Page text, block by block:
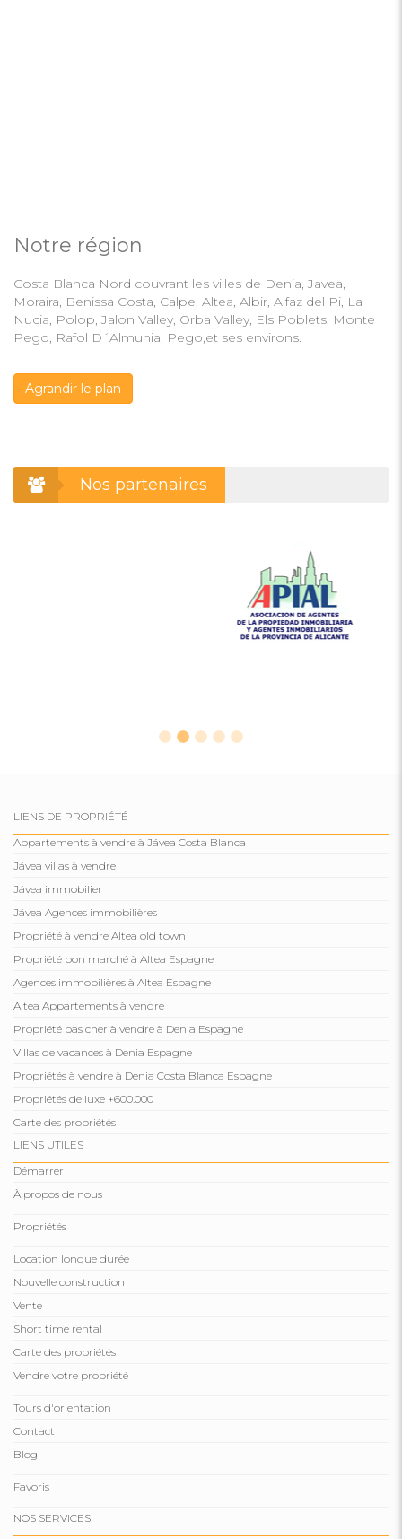
Notre région
Costa Blanca Nord couvrant les villes de Denia, Javea,
Moraira, Benissa Costa, Calpe, Altea, Albir, Alfaz del Pi, La
Nucia, Polop, Jalon Valley, Orba Valley, Els Poblets, Monte
Pego, Rafol D´Almunia, Pego,et ses environs.
Agrandir le plan
Nos partenaires
LIENS DE PROPRIÉTÉ
Appartements à vendre à Jávea Costa Blanca
Jávea villas à vendre
Jávea immobilier
Jávea Agences immobilières
Propriété à vendre Altea old town
Propriété bon marché à Altea Espagne
Agences immobilières à Altea Espagne
Altea Appartements à vendre
Propriété pas cher à vendre à Denia Espagne
Villas de vacances à Denia Espagne
Propriétés à vendre à Denia Costa Blanca Espagne
Propriétés de luxe +600.000
Carte des propriétés
LIENS UTILES
Démarrer
À propos de nous
Propriétés
Location longue durée
Nouvelle construction
Vente
Short time rental
Carte des propriétés
Vendre votre propriété
Tours d'orientation
Contact
Blog
Favoris
NOS SERVICES